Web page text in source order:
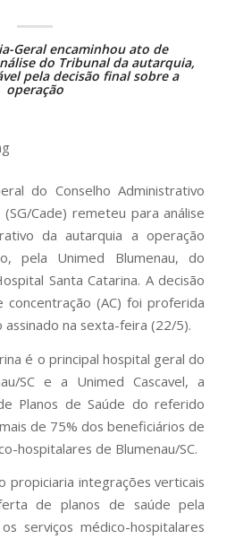
Geral encaminhou ato de
do Tribunal da autarquia,
pela decisão final sobre a
operação
do Conselho Administrativo
Cade) remeteu para análise
da autarquia a operação
pela Unimed Blumenau, do
Santa Catarina. A decisão
(AC) foi proferida
na sexta-feira (22/5).
é o principal hospital geral do
SC e a Unimed Cascavel, a
Planos de Saúde do referido
de 75% dos beneficiários de
hospitalares de Blumenau/SC.
propiciaria integrações verticais
de planos de saúde pela
serviços médico-hospitalares